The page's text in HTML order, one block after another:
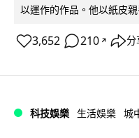
以運作的作品。他以紙皮
3,652 210 ↗ 分
科技娛樂 生活娛樂 城